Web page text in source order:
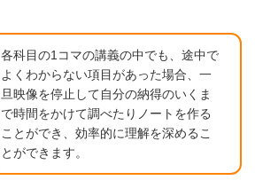
各科目の1コマの講義の中でも、途中で
よくわからない項目があった場合、一
旦映像を停止して自分の納得のいくま
で時間をかけて調べたりノートを作る
ことができ、効率的に理解を深めるこ
とができます。